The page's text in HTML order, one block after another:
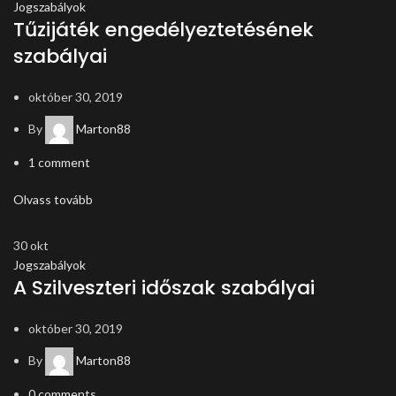
Jogszabályok
Tűzijáték engedélyeztetésének
szabályai
október 30, 2019
By Marton88
1 comment
Olvass tovább
30okt
Jogszabályok
A Szilveszteri időszak szabályai
október 30, 2019
By Marton88